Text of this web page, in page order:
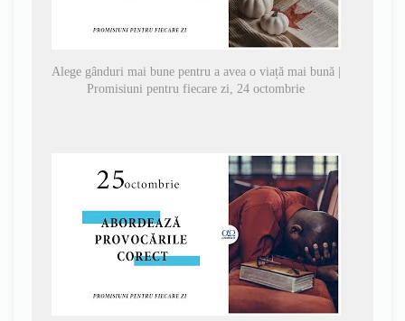
Alege gânduri mai bune pentru a avea o viață mai bună |
Promisiuni pentru fiecare zi, 24 octombrie